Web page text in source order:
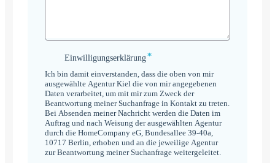
Einwilligungserklärung
Einwilligungserklärung*
Ich bin damit einverstanden, dass die oben von mir
ausgewählte Agentur Kiel die von mir angegebenen
Daten verarbeitet, um mit mir zum Zweck der
Beantwortung meiner Suchanfrage in Kontakt zu treten.
Bei Absenden meiner Nachricht werden die Daten im
Auftrag und nach Weisung der ausgewählten Agentur
durch die HomeCompany eG, Bundesallee 39-40a,
10717 Berlin, erhoben und an die jeweilige Agentur
zur Beantwortung meiner Suchanfrage weitergeleitet.